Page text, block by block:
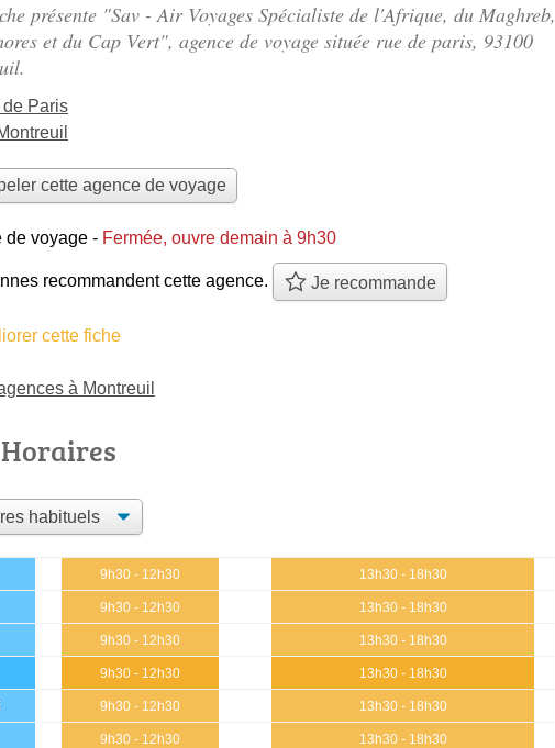
présente "Sav - Air Voyages Spécialiste de l'Afrique, du Maghreb,
et du Cap Vert", agence de voyage située rue de paris, 93100
Paris
cette agence de voyage
de voyage - Fermée, ouvre demain à 9h30
recommandentcette agence. Je recommande
cette fiche
à Montreuil
Horaires
9h30 - 12h30 13h30 - 18h30
9h30 - 12h30 13h30 - 18h30
9h30 - 12h30 13h30 - 18h30
9h30 - 12h30 13h30 - 18h30
9h30 - 12h30 13h30 - 18h30
9h30 - 12h30 13h30 - 18h30